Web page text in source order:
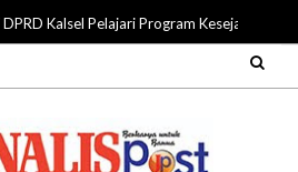
Kalsel Pelajari Program